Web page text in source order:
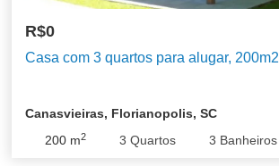
R$0
Casa com 3 quartos para alugar, 200m2
Canasvieiras, Florianopolis, SC
200 m2 3 Quartos 3 Banheiros